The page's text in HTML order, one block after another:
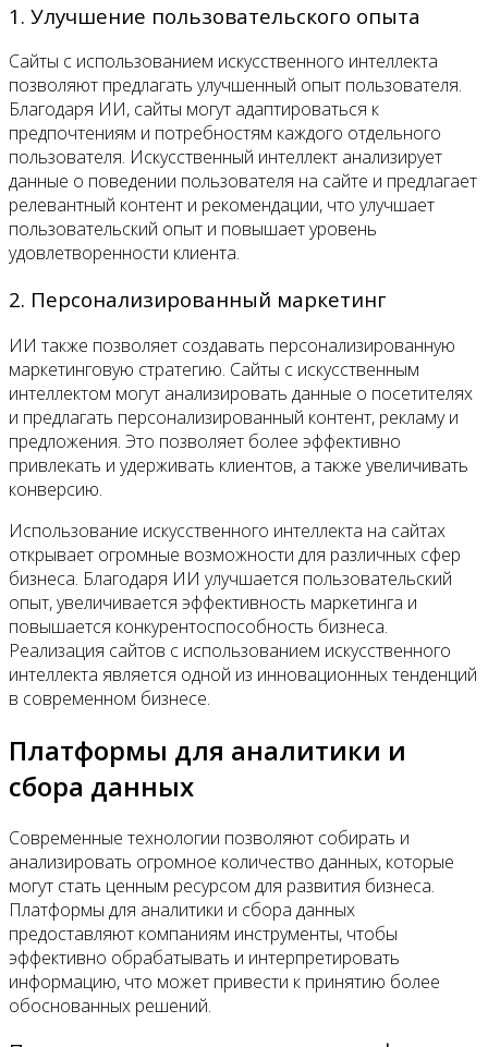
1. Улучшение пользовательского опыта
Сайты с использованием искусственного интеллекта
позволяют предлагать улучшенный опыт пользователя.
Благодаря ИИ, сайты могут адаптироваться к
предпочтениям и потребностям каждого отдельного
пользователя. Искусственный интеллект анализирует
данные о поведении пользователя на сайте и предлагает
релевантный контент и рекомендации, что улучшает
пользовательский опыт и повышает уровень
удовлетворенности клиента.
2. Персонализированный маркетинг
ИИ также позволяет создавать персонализированную
маркетинговую стратегию. Сайты с искусственным
интеллектом могут анализировать данные о посетителях
и предлагать персонализированный контент, рекламу и
предложения. Это позволяет более эффективно
привлекать и удерживать клиентов, а также увеличивать
конверсию.
Использование искусственного интеллекта на сайтах
открывает огромные возможности для различных сфер
бизнеса. Благодаря ИИ улучшается пользовательский
опыт, увеличивается эффективность маркетинга и
повышается конкурентоспособность бизнеса.
Реализация сайтов с использованием искусственного
интеллекта является одной из инновационных тенденций
в современном бизнесе.
Платформы для аналитики и
сбора данных
Современные технологии позволяют собирать и
анализировать огромное количество данных, которые
могут стать ценным ресурсом для развития бизнеса.
Платформы для аналитики и сбора данных
предоставляют компаниям инструменты, чтобы
эффективно обрабатывать и интерпретировать
информацию, что может привести к принятию более
обоснованных решений.